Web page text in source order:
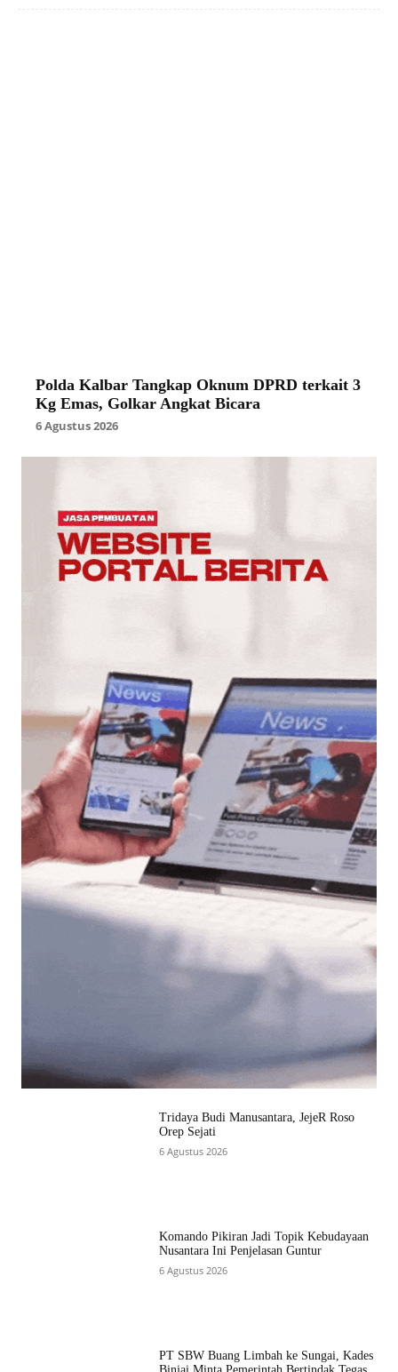
Polda Kalbar Tangkap Oknum DPRD terkait 3
Kg Emas, Golkar Angkat Bicara
6 Agustus 2026
Tridaya Budi Manusantara, JejeR Roso
Orep Sejati
6 Agustus 2026
Komando Pikiran Jadi Topik Kebudayaan
Nusantara Ini Penjelasan Guntur
6 Agustus 2026
PT SBW Buang Limbah ke Sungai, Kades